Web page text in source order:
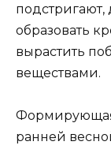
образовать
вырастить
веществами.
Формирующая
ранней